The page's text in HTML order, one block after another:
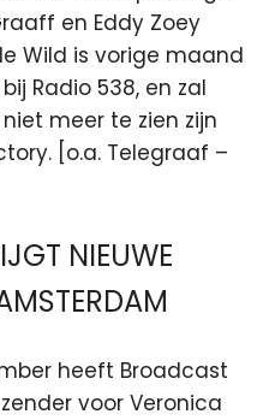
en Eddy Zoey
Wild is vorige maand
Radio 538, en zal
meer te zien zijn
[o.a. Telegraaf –
NIEUWE
heeft Broadcast
voor Veronica